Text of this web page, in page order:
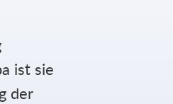
ist sie
der